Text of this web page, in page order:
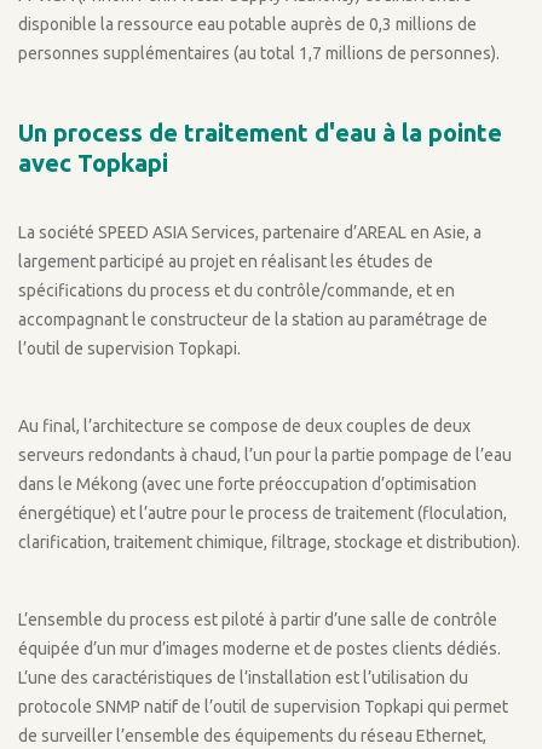
disponible la ressource eau potable auprès de 0,3 millions de
personnes supplémentaires (au total 1,7 millions de personnes).
Un process de traitement d'eau à la pointe
avec Topkapi
La société SPEED ASIA Services, partenaire d’AREAL en Asie, a
largement participé au projet en réalisant les études de
spécifications du process et du contrôle/commande, et en
accompagnant le constructeur de la station au paramétrage de
l’outil de supervision Topkapi.
Au final, l’architecture se compose de deux couples de deux
serveurs redondants à chaud, l’un pour la partie pompage de l’eau
dans le Mékong (avec une forte préoccupation d’optimisation
énergétique) et l’autre pour le process de traitement (floculation,
clarification, traitement chimique, filtrage, stockage et distribution).
L’ensemble du process est piloté à partir d’une salle de contrôle
équipée d’un mur d’images moderne et de postes clients dédiés.
L’une des caractéristiques de l’installation est l’utilisation du
protocole SNMP natif de l’outil de supervision Topkapi qui permet
de surveiller l’ensemble des équipements du réseau Ethernet,